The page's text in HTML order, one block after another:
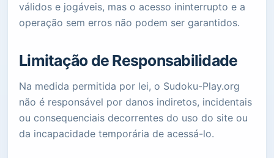
válidos e jogáveis, mas o acesso ininterrupto e a
operação sem erros não podem ser garantidos.
Limitação de Responsabilidade
Na medida permitida por lei, o Sudoku-Play.org
não é responsável por danos indiretos, incidentais
ou consequenciais decorrentes do uso do site ou
da incapacidade temporária de acessá-lo.